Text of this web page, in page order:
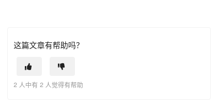
这篇文章有帮助吗？
2 人中有 2 人觉得有帮助